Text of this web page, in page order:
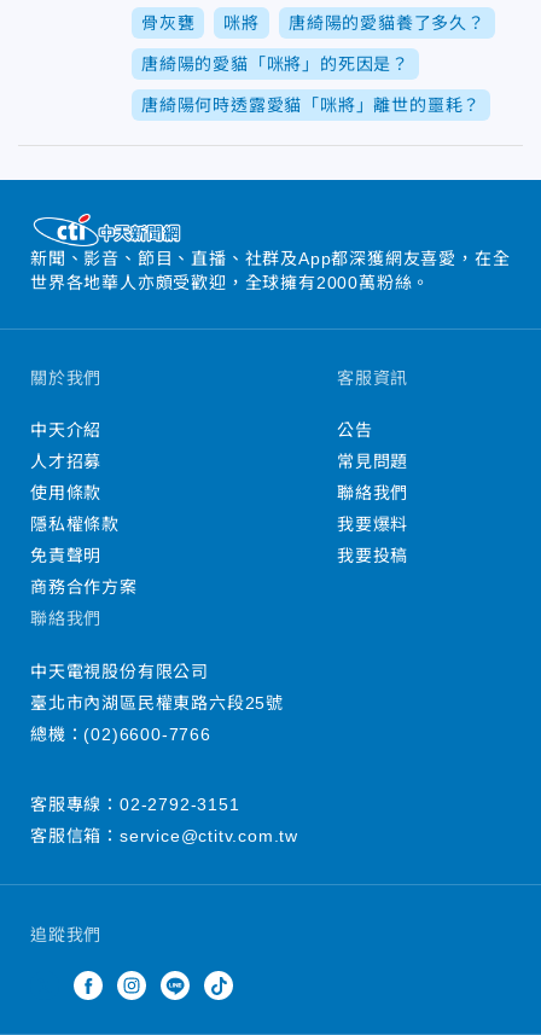
骨灰甕 咪將 唐綺陽的愛貓養了多久？
唐綺陽的愛貓「咪將」的死因是？
唐綺陽何時透露愛貓「咪將」離世的噩耗？
新聞、影音、節目、直播、社群及App都深獲網友喜愛，在全
世界各地華人亦頗受歡迎，全球擁有2000萬粉絲。
追蹤我們
關於我們
中天介紹
人才招募
使用條款
隱私權條款
免責聲明
商務合作方案
客服資訊
公告
常見問題
聯絡我們
我要爆料
我要投稿
聯絡我們
中天電視股份有限公司
臺北市內湖區民權東路六段25號
總機：(02)6600-7766
客服專線： 02-2792-3151
客服信箱： service@ctitv.com.tw